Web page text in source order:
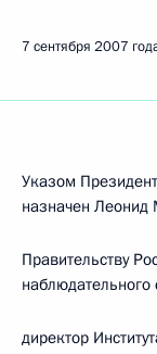
7 сентября 2007
Указом
назначен
Правительству
наблюдательного
директор